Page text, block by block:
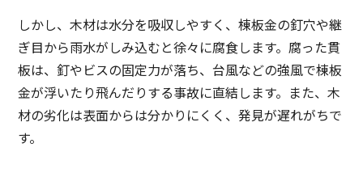
しかし、木材は水分を吸収しやすく、棟板金の釘穴や継
ぎ目から雨水がしみ込むと徐々に腐食します。腐った貫
板は、釘やビスの固定力が落ち、台風などの強風で棟板
金が浮いたり飛んだりする事故に直結します。また、木
材の劣化は表面からは分かりにくく、発見が遅れがちで
す。